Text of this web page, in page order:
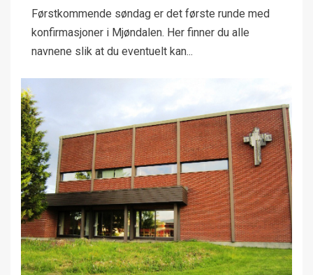
Førstkommende søndag er det første runde med
konfirmasjoner i Mjøndalen. Her finner du alle
navnene slik at du eventuelt kan...